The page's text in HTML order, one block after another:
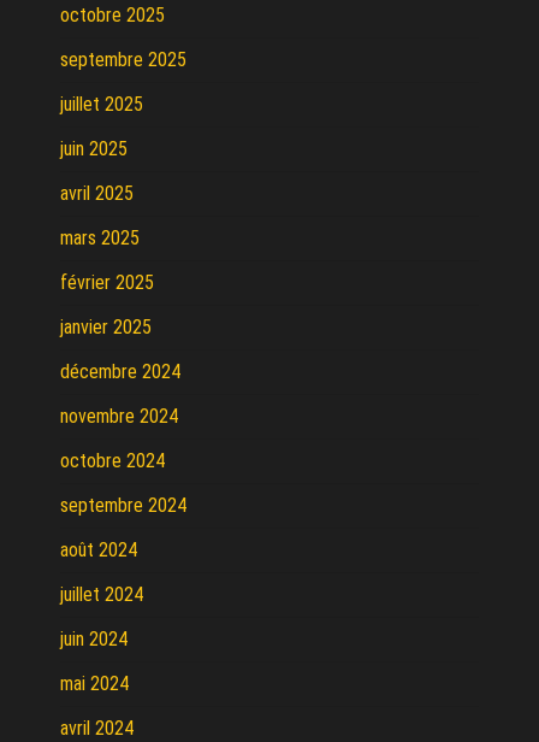
octobre 2025
septembre 2025
juillet 2025
juin 2025
avril 2025
mars 2025
février 2025
janvier 2025
décembre 2024
novembre 2024
octobre 2024
septembre 2024
août 2024
juillet 2024
juin 2024
mai 2024
avril 2024